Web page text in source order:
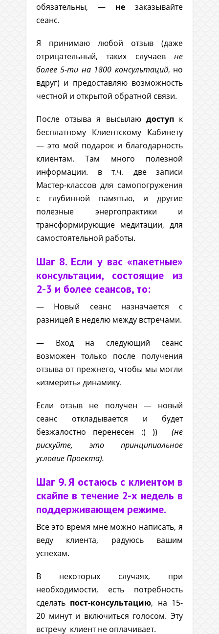
обязательны, — не заказывайте
сеанс.
Я принимаю любой отзыв (даже
отрицательный, таких случаев не
более 5-ти на 1800 консультаций, но
вдруг) и предоставляю возможность
честной и открытой обратной связи.
После отзыва я высылаю доступк
бесплатному Клиентскому Кабинету
— это мой подарок и благодарность
клиентам. Там много полезной
информации. в т.ч. две записи
Мастер-классов для самопогружения
с глубинной памятью, и другие
полезные энергопрактики и
трансформирующие медитации, для
самостоятельной работы.
Шаг 8. Если у вас «пакетные»
консультации, состоящие из
2-3 и более сеансов, то:
— Новый сеанс назначается с
разницей в неделю между встречами.
— Вход на следующий сеанс
возможен только после получения
отзыва от прежнего, чтобы мы могли
«измерить» динамику.
Если отзыв не получен — новый
сеанс откладывается и будет
безжалостно перенесен :) )) (не
рискуйте, это принципиальное
условие Проекта).
Шаг 9. Я остаюсь с клиентом в
скайпе в течение 2-х недель в
поддерживающем режиме.
Все это время мне можно написать, я
веду клиента, радуюсь вашим
успехам.
В некоторых случаях, при
необходимости, есть потребность
сделать пост-консультацию, на 15-
20 минут и включиться голосом. Эту
встречу клиент не оплачивает.